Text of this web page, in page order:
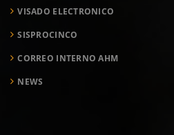
VISADO ELECTRONICO
SISPROCINCO
CORREO INTERNO AHM
NEWS